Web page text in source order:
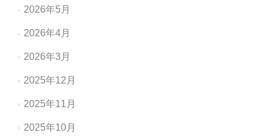
ン
2026年5月
2026年4月
2026年3月
2025年12月
2025年11月
2025年10月